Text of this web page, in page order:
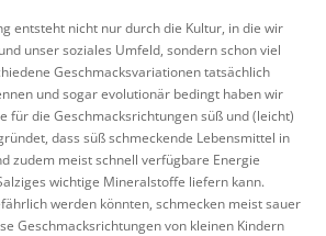
entsteht nicht nur durch die Kultur, in die wir
unser soziales Umfeld, sondern schon viel
Geschmacksvariationen tatsächlich
und sogar evolutionär bedingt haben wir
für die Geschmacksrichtungen süß und (leicht)
dass süß schmeckende Lebensmittel in
zudem meist schnell verfügbare Energie
wichtige Mineralstoffe liefern kann.
werden könnten, schmecken meist sauer
Geschmacksrichtungen von kleinen Kindern